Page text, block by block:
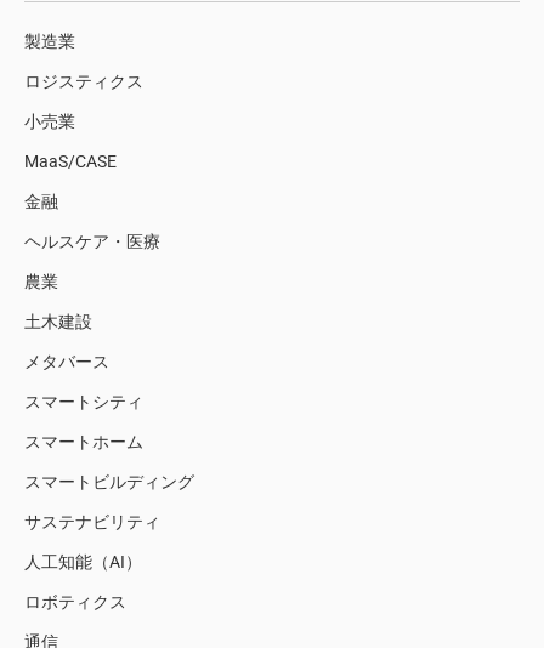
製造業
ロジスティクス
小売業
MaaS/CASE
金融
ヘルスケア・医療
農業
土木建設
メタバース
スマートシティ
スマートホーム
スマートビルディング
サステナビリティ
人工知能（AI）
ロボティクス
通信